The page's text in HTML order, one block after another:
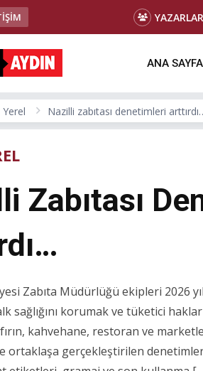
YAZARLAR
ANA SAYFA
Yerel Nazilli zabıtası denetimleri
Zabıtası
Zabıta Müdürlüğü ekipleri 2026
sağlığını korumak ve tüketici
kahvehane, restoran ve
ortaklaşa gerçekleştirilen